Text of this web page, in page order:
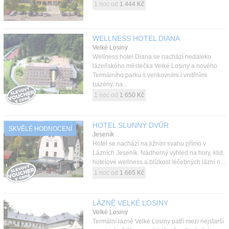
1 noc od 1 444 Kč
WELLNESS HOTEL DIANA
Velké Losiny
Wellness hotel Diana se nachází nedaleko
lázeňského městečka Velké Losiny a nového
Termálního parku s venkovními i vnitřními
bazény, na...
1 noc od 1 650 Kč
SKVĚLÉ HODNOCENÍ HOTEL SLUNNÝ DVŮR
Jeseník
Hotel se nachází na jižním svahu přímo v
Lázních Jeseník. Nádherný výhled na hory, klid,
hotelové wellness a blízkost léčebných lázní n...
1 noc od 1 665 Kč
LÁZNĚ VELKÉ LOSINY
Velké Losiny
Termální lázně Velké Losiny patří mezi nejstarší